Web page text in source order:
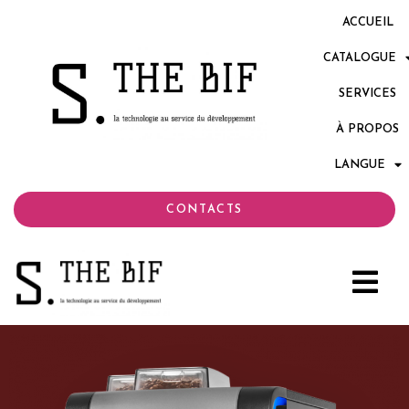
ACCUEIL
CATALOGUE
SERVICES
À PROPOS
LANGUE
CONTACTS